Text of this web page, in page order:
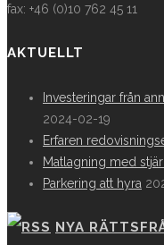
fax: +46 (0)10 762 45 11
AKTUELLT
Investeringar från
2024-02-19
Erfaren
Matlagning med
Parkering att hyra
NYA